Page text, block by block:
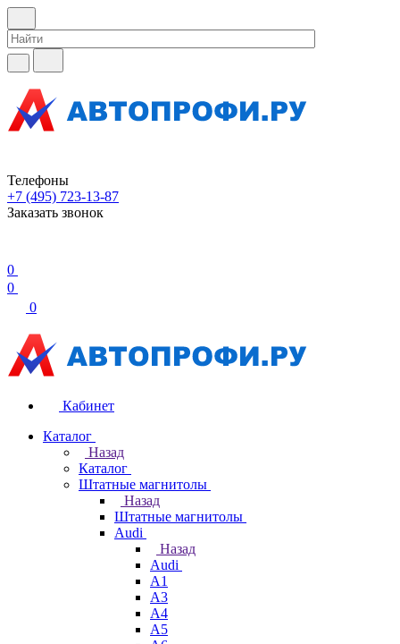
Телефоны
+7 (495) 723-13-87
Заказать звонок
0
0
0
Кабинет
Каталог
Назад
Каталог
Штатные магнитолы
Назад
Штатные магнитолы
Audi
Назад
Audi
A1
A3
A4
A5